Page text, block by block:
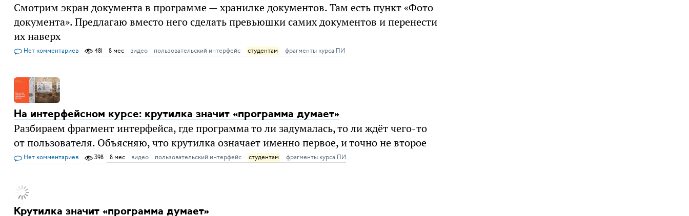
Смотрим экран документа в программе — хранилке документов. Там есть пункт «Фото
документа». Предлагаю вместо него сделать превьюшки самих документов и перенести
их наверх
Нет комментариев 481 8 мес видео пользовательский интерфейс студентам фрагменты курса ПИ
На интерфейсном курсе: крутилка значит «программа думает»
Разбираем фрагмент интерфейса, где программа то ли задумалась, то ли ждёт чего-то
от пользователя. Объясняю, что крутилка означает именно первое, и точно не второе
Нет комментариев 398 8 мес видео пользовательский интерфейс студентам фрагменты курса ПИ
Крутилка значит «программа думает»